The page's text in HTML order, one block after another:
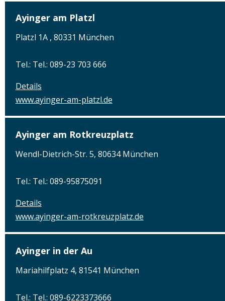
Ayinger am Platzl
Platzl 1A , 80331 München
Tel.: Tel.: 089-23 703 666
Details
www.ayinger-am-platzl.de
Ayinger am Rotkreuzplatz
Wendl-Dietrich-Str. 5, 80634 München
Tel.: Tel.: 089-95875091
Details
www.ayinger-am-rotkreuzplatz.de
Ayinger in der Au
Mariahilfplatz 4, 81541 München
Tel.: Tel.: 089-6223373666